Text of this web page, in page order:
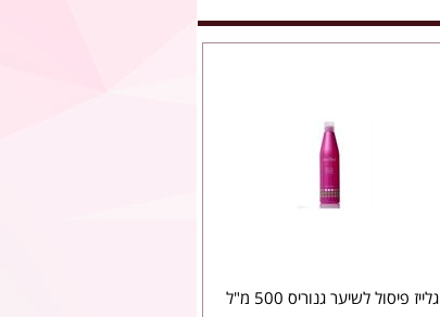
גלייז פיסול לשיער גנוריס 500 מ"ל